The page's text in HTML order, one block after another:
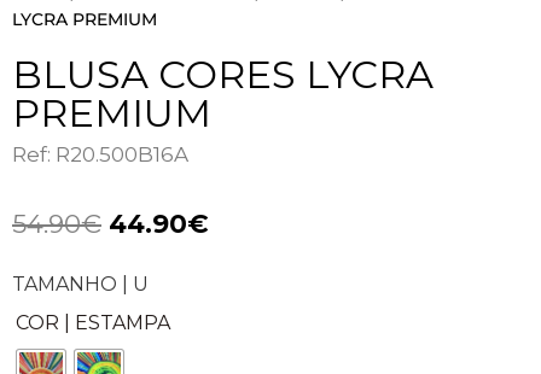
LYCRA PREMIUM
BLUSA CORES LYCRA
PREMIUM
Ref: R20.500B16A
54.90€ 44.90€
TAMANHO | U
COR | ESTAMPA